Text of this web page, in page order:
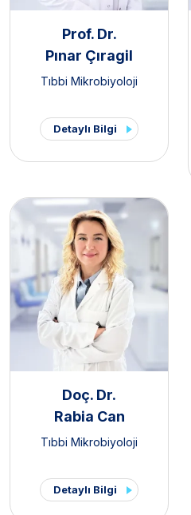
Prof. Dr.
Pınar Çıragil
Tıbbi Mikrobiyoloji
Detaylı Bilgi
Doç. Dr.
Rabia Can
Tıbbi Mikrobiyoloji
Detaylı Bilgi